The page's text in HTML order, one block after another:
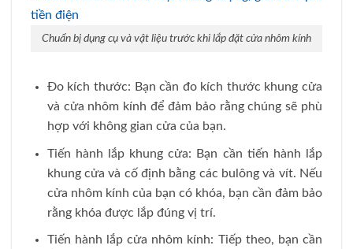
Chuẩn bị dụng cụ và vật liệu trước khi lắp đặt cửa nhôm kính
Đo kích thước: Bạn cần đo kích thước khung cửa
và cửa nhôm kính để đảm bảo rằng chúng sẽ phù
hợp với không gian cửa của bạn.
Tiến hành lắp khung cửa: Bạn cần tiến hành lắp
khung cửa và cố định bằng các bulông và vít. Nếu
cửa nhôm kính của bạn có khóa, bạn cần đảm bảo
rằng khóa được lắp đúng vị trí.
Tiến hành lắp cửa nhôm kính: Tiếp theo, bạn cần